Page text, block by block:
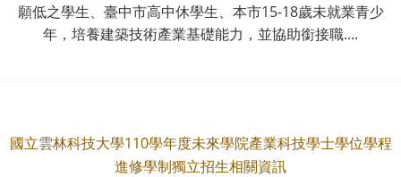
願低之學生、臺中市高中休學生、本市15-18歲未就業青少
年，培養建築技術產業基礎能力，並協助銜接職....
國立雲林科技大學110學年度未來學院產業科技學士學位學程
進修學制獨立招生相關資訊